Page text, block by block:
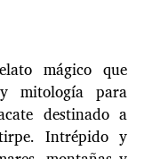
mágico que
mitología para
destinado a
Intrépido y